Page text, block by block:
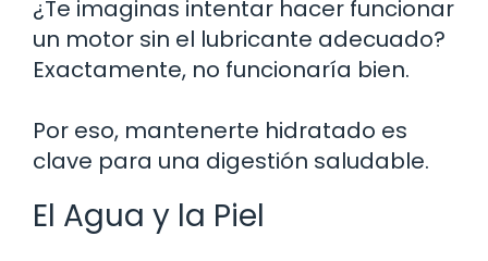
¿Te imaginas intentar hacer funcionar
un motor sin el lubricante adecuado?
Exactamente, no funcionaría bien.
Por eso, mantenerte hidratado es
clave para una digestión saludable.
El Agua y la Piel